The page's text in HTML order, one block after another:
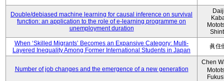
Double/debiased machine learning for causal inference on survival
function: an application to the role of e-learning programme on
unemployment duration
When ‘Skilled Migrants’ Becomes an Expansive Category: Multi-
Layered Inequality Among Former International Students in Japan
眞住
Number of job changes and the emergence of a new generation
Chen